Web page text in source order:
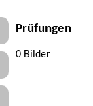
Prüfungen
0 Bilder